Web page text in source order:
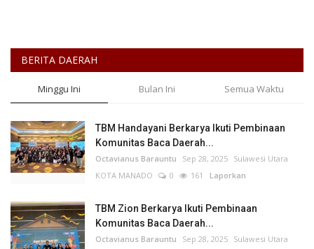
BERITA DAERAH
Minggu Ini Bulan Ini Semua Waktu
TBM Handayani Berkarya Ikuti Pembinaan
Komunitas Baca Daerah...
Octavianus Barauntu Sep 28, 2025 Sulawesi Utara
KOTA MANADO
0 161 Laporkan
TBM Zion Berkarya Ikuti Pembinaan
Komunitas Baca Daerah...
Octavianus Barauntu Sep 28, 2025 Sulawesi Utara